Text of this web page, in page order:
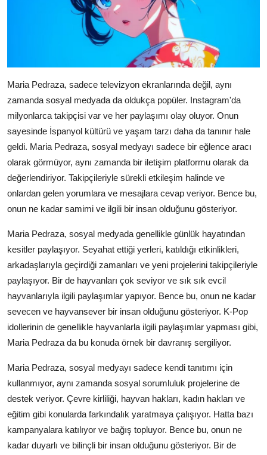
Maria Pedraza, sadece televizyon ekranlarında değil, aynı
zamanda sosyal medyada da oldukça popüler. Instagram'da
milyonlarca takipçisi var ve her paylaşımı olay oluyor. Onun
sayesinde İspanyol kültürü ve yaşam tarzı daha da tanınır hale
geldi. Maria Pedraza, sosyal medyayı sadece bir eğlence aracı
olarak görmüyor, aynı zamanda bir iletişim platformu olarak da
değerlendiriyor. Takipçileriyle sürekli etkileşim halinde ve
onlardan gelen yorumlara ve mesajlara cevap veriyor. Bence bu,
onun ne kadar samimi ve ilgili bir insan olduğunu gösteriyor.
Maria Pedraza, sosyal medyada genellikle günlük hayatından
kesitler paylaşıyor. Seyahat ettiği yerleri, katıldığı etkinlikleri,
arkadaşlarıyla geçirdiği zamanları ve yeni projelerini takipçileriyle
paylaşıyor. Bir de hayvanları çok seviyor ve sık sık evcil
hayvanlarıyla ilgili paylaşımlar yapıyor. Bence bu, onun ne kadar
sevecen ve hayvansever bir insan olduğunu gösteriyor. K-Pop
idollerinin de genellikle hayvanlarla ilgili paylaşımlar yapması gibi,
Maria Pedraza da bu konuda örnek bir davranış sergiliyor.
Maria Pedraza, sosyal medyayı sadece kendi tanıtımı için
kullanmıyor, aynı zamanda sosyal sorumluluk projelerine de
destek veriyor. Çevre kirliliği, hayvan hakları, kadın hakları ve
eğitim gibi konularda farkındalık yaratmaya çalışıyor. Hatta bazı
kampanyalara katılıyor ve bağış topluyor. Bence bu, onun ne
kadar duyarlı ve bilinçli bir insan olduğunu gösteriyor. Bir de